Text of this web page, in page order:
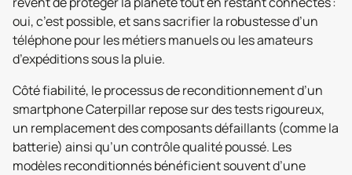
oui, c’est possible, et sans sacrifier la robustesse d’un
téléphone pour les métiers manuels ou les amateurs
d’expéditions sous la pluie.
Côté fiabilité, le processus de reconditionnement d’un
smartphone Caterpillar repose sur des tests rigoureux,
un remplacement des composants défaillants (comme la
batterie) ainsi qu’un contrôle qualité poussé. Les
modèles reconditionnés bénéficient souvent d’une